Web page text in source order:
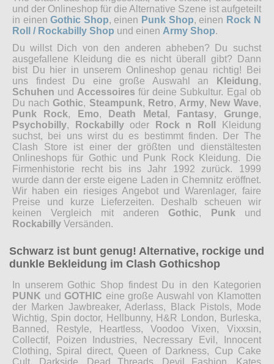
und der Onlineshop für die Alternative Szene ist aufgeteilt
in einenGothic Shop, einen Punk Shop, einen Rock N
Roll / Rockabilly Shop und einen Army Shop.
Du willst Dich von den anderen abheben? Du suchst
ausgefallene Kleidung die es nicht überall gibt? Dann
bist Du hier in unserem Onlineshop genau richtig! Bei
uns findest Du eine große Auswahl an
Kleidung,
Schuhen und Accessoires für deine Subkultur. Egal ob
Du nach Gothic, Steampunk, Retro, Army, New Wave,
Punk Rock, Emo, Death Metal , Fantasy, Grunge,
Psychobilly, Rockabillyoder Rock n Roll
Kleidung
suchst, bei uns wirst du es bestimmt finden. Der The
Clash Store ist einer der größten und dienstältesten
Onlineshops für Gothic und Punk Rock Kleidung. Die
Firmenhistorie recht bis ins Jahr 1992 zurück. 1999
wurde dann der erste eigene Laden in Chemnitz eröffnet.
Wir haben ein riesiges Angebot und Warenlager, faire
Preise und kurze Lieferzeiten. Deshalb scheuen wir
keinen Vergleich mit anderen Gothic, Punk und
Rockabilly Versänden.
Schwarz ist bunt genug! Alternative, rockige und
dunkle Bekleidung im Clash Gothicshop
In unserem Gothic Shop findest Du in den Kategorien
PUNK und GOTHIC eine große Auswahl von Klamotten
der Marken Jawbreaker, Aderlass, Black Pistols, Mode
Wichtig, Spin doctor, Hellbunny, H&R London, Burleska,
Banned, Restyle, Heartless, Voodoo Vixen, Vixxsin,
Collectif, Poizen Industries, Necressary Evil, Innocent
Clothing, Spiral direct, Queen of Darkness, Cup Cake
Cult, Darkside, Dead Threads, Devil Fashion, Kates